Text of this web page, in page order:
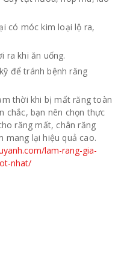
có móc kim loại lộ ra,
ra khi ăn uống.
để tránh bệnh răng
thời khi bị mất răng toàn
chắc, bạn nên chọn thực
răng mất, chân răng
mang lại hiệu quả cao.
lam-rang-gia-
nhat/